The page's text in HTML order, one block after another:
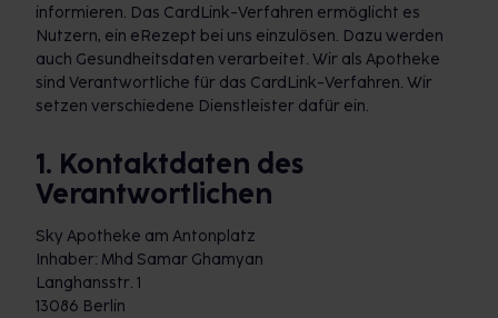
informieren. Das CardLink-Verfahren ermöglicht es
Nutzern, ein eRezept bei uns einzulösen. Dazu werden
auch Gesundheitsdaten verarbeitet. Wir als Apotheke
sind Verantwortliche für das CardLink-Verfahren. Wir
setzen verschiedene Dienstleister dafür ein.
1. Kontaktdaten des
Verantwortlichen
Sky Apotheke am Antonplatz
Inhaber: Mhd Samar Ghamyan
Langhansstr. 1
13086 Berlin